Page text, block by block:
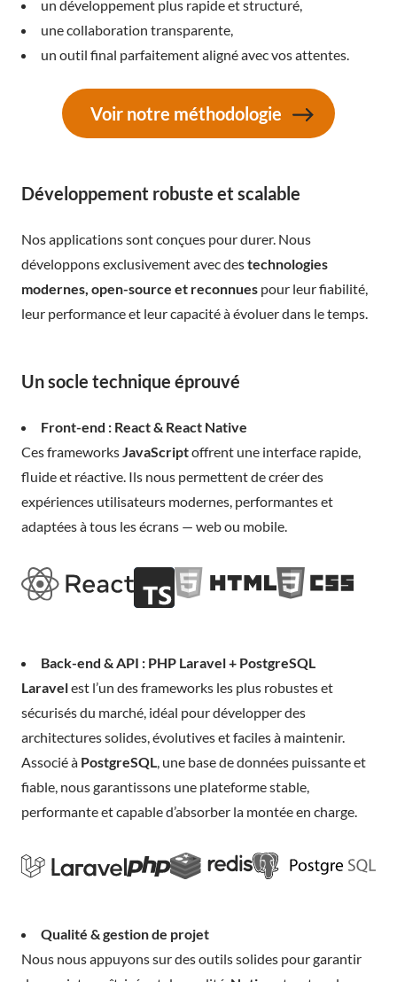
un développement plus rapide et structuré,
une collaboration transparente,
un outil final parfaitement aligné avec vos attentes.
Voir notre méthodologie
Développement robuste et scalable
Nos applications sont conçues pour durer. Nous
développons exclusivement avec destechnologies
modernes, open-source et reconnues pour leur fiabilité,
leur performance et leur capacité à évoluer dans le temps.
Un socle technique éprouvé
Front-end : React & React Native
Ces frameworks JavaScriptoffrent une interface rapide,
fluide et réactive. Ils nous permettent de créer des
expériences utilisateurs modernes, performantes et
adaptées à tous les écrans — web ou mobile.
Back-end & API : PHP Laravel + PostgreSQL
Laravelest l’un des frameworks les plus robustes et
sécurisés du marché, idéal pour développer des
architectures solides, évolutives et faciles à maintenir.
Associé à PostgreSQL , une base de données puissante et
fiable, nous garantissons une plateforme stable,
performante et capable d’absorber la montée en charge.
Qualité & gestion de projet
Nous nous appuyons sur des outils solides pour garantir